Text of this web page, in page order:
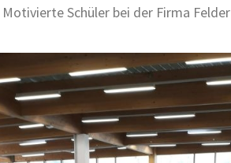
Motivierte Schüler bei der Firma Felder